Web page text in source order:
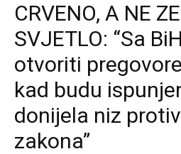
CRVENO, A NE
SVJETLO: “Sa
otvoriti
kad budu
donijela niz
zakona”